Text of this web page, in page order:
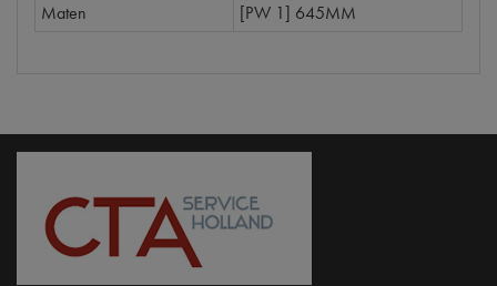
Maten
[PW 1] 645MM